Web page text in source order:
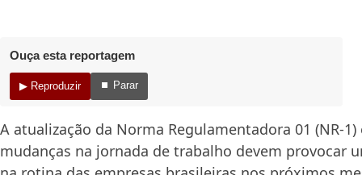
Ouça esta reportagem
▶ Reproduzir ⏹ Parar
A atualização da Norma Regulamentadora 01 (NR-
mudanças na jornada de trabalho devem provocar